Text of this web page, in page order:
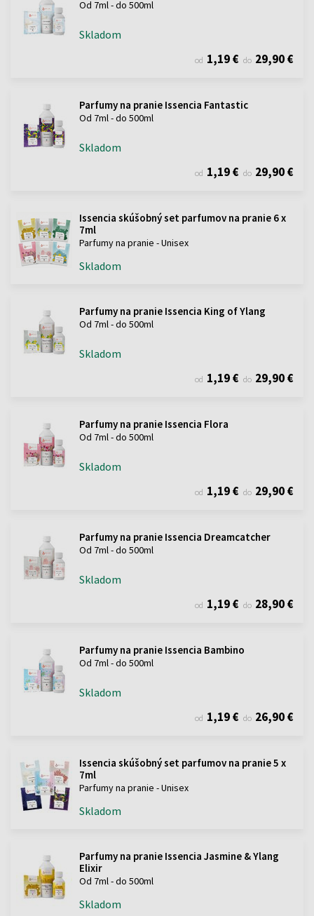
Od 7ml - do 500ml
Skladom
od 1,19 € do 29,90 €
Parfumy na pranie Issencia Fantastic
Od 7ml - do 500ml
Skladom
od 1,19 € do 29,90 €
Issencia skúšobný set parfumov na pranie 6 x
7ml
Parfumy na pranie - Unisex
Skladom
Parfumy na pranie Issencia King of Ylang
Od 7ml - do 500ml
Skladom
od 1,19 € do 29,90 €
Parfumy na pranie Issencia Flora
Od 7ml - do 500ml
Skladom
od 1,19 € do 29,90 €
Parfumy na pranie Issencia Dreamcatcher
Od 7ml - do 500ml
Skladom
od 1,19 € do 28,90 €
Parfumy na pranie Issencia Bambino
Od 7ml - do 500ml
Skladom
od 1,19 € do 26,90 €
Issencia skúšobný set parfumov na pranie 5 x
7ml
Parfumy na pranie - Unisex
Skladom
Parfumy na pranie Issencia Jasmine & Ylang
Elixir
Od 7ml - do 500ml
Skladom